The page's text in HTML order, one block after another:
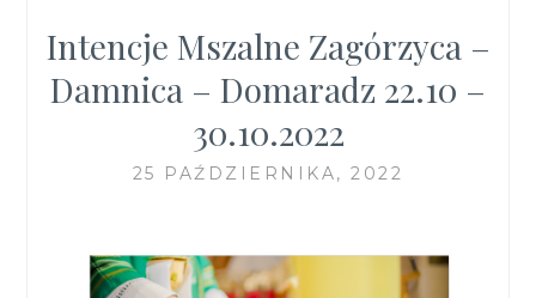
Intencje Mszalne Zagórzyca –
Damnica – Domaradz 22.10 –
30.10.2022
25 PAŹDZIERNIKA, 2022